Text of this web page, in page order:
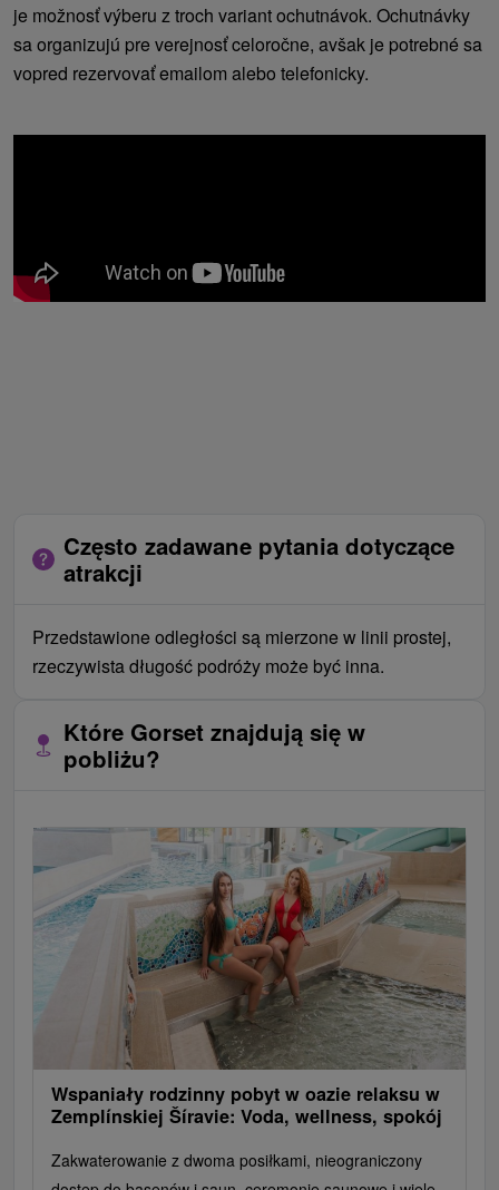
je možnosť výberu z troch variant ochutnávok. Ochutnávky
sa organizujú pre verejnosť celoročne, avšak je potrebné sa
vopred rezervovať emailom alebo telefonicky.
Często zadawane pytania dotyczące
atrakcji
Przedstawione odległości są mierzone w linii prostej,
rzeczywista długość podróży może być inna.
Które Gorset znajdują się w
pobliżu?
Wspaniały rodzinny pobyt w oazie relaksu w
Zemplínskiej Šíravie: Voda, wellness, spokój
Zakwaterowanie z dwoma posiłkami, nieograniczony